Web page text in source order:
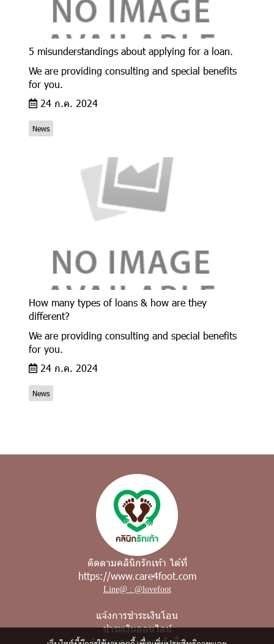
5 misunderstandings about applying for a loan.
We are providing consulting and special benefits
for you.
24 ก.ค. 2024
News
How many types of loans & how are they
different?
We are providing consulting and special benefits
for you.
24 ก.ค. 2024
News
ติดตามคลินิกรักเท้า ได้ที่
https://www.care4foot.com
Line@ : @lovefoot
แจ้งการชำระเงินโอน
ชำระเงินออนไลน์